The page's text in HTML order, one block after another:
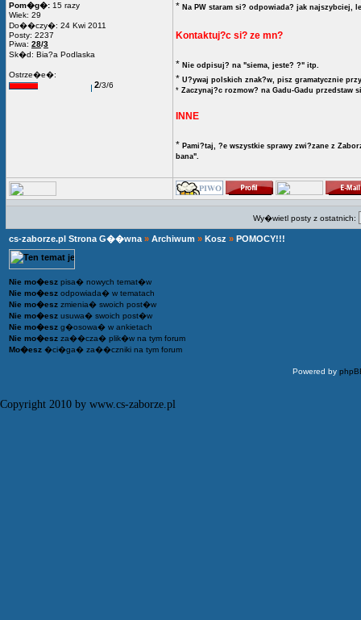
Pom�g�: 15 razy
Wiek: 29
Do��czy�: 24 Kwi 2011
Posty: 2237
Piwa: 28/3
Sk�d: Bia?a Podlaska
Ostrze�e�:
2/3/6
* Na PW staram si? odpowiada? jak
Kontaktuj?c si? ze mn?
* Nie odpisuj? na "siema, jeste? ?" itp.
* U?ywaj polskich znak?w, pisz gramatycznie
* Zaczynaj?c rozmow? na Gadu-Gadu
INNE
* Pami?taj, ?e wszystkie sprawy zwi?zane z
bana".
Wy�wietl posty z ostatnich:
cs-zaborze.pl Strona G��wna » Archiwum » Kosz » POMOCY!!!
Nie mo�esz pisa� nowych temat�w
Nie mo�esz odpowiada� w tematach
Nie mo�esz zmienia� swoich post�w
Nie mo�esz usuwa� swoich post�w
Nie mo�esz g�osowa� w ankietach
Nie mo�esz za��cza� plik�w na tym forum
Mo�esz �ci�ga� za��czniki na tym forum
Powered by
Copyright 2010 by www.cs-zaborze.pl